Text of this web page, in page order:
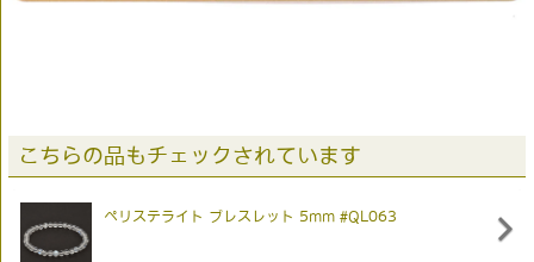
こちらの品もチェックされています
ペリステライト ブレスレット 5mm #QL063